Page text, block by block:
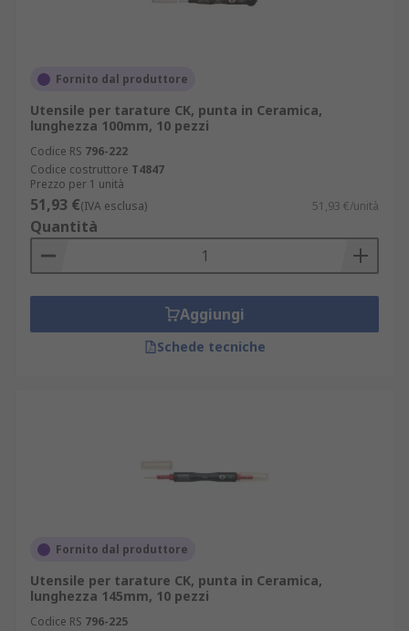
Fornito dal produttore
Utensile per tarature CK, punta in Ceramica,
lunghezza 100mm, 10 pezzi
Codice RS 796-222
Codice costruttore T4847
Prezzo per 1 unità
51,93 €(IVA esclusa) 51,93 €/unità
Quantità
Aggiungi
Schede tecniche
Fornito dal produttore
Utensile per tarature CK, punta in Ceramica,
lunghezza 145mm, 10 pezzi
Codice RS 796-225